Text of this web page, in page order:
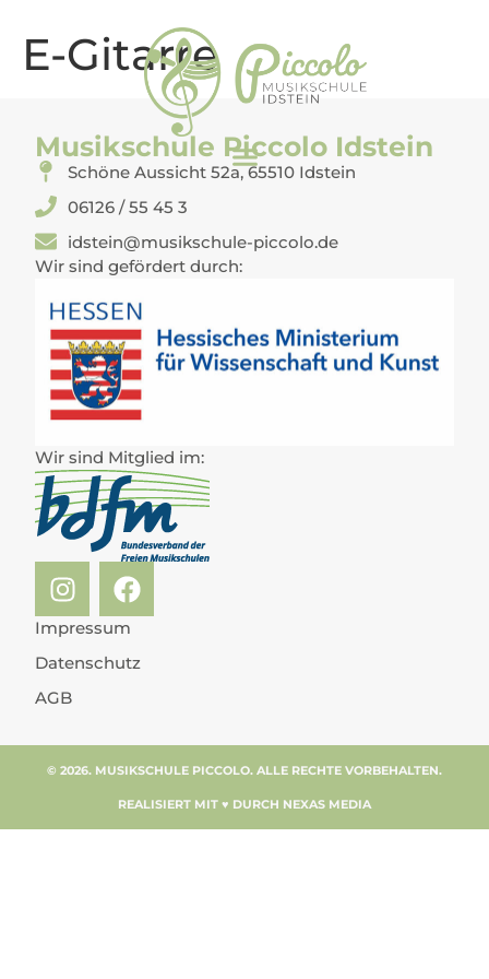
E-Gitarre
Musikschule Piccolo Idstein
Schöne Aussicht 52a, 65510 Idstein
06126 / 55 45 3
idstein@musikschule-piccolo.de
Wir sind gefördert durch:
Wir sind Mitglied im:
Impressum
Datenschutz
AGB
© 2026. MUSIKSCHULE PICCOLO. ALLE RECHTE VORBEHALTEN.
REALISIERT MIT ♥ DURCH NEXAS MEDIA